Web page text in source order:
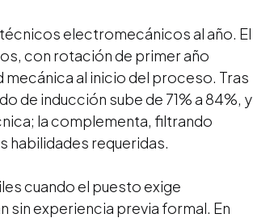
electromecánicos al año. El
con rotación de primer año
mecánica al inicio del proceso. Tras
de inducción sube de 71% a 84%, y
la complementa, filtrando
habilidades requeridas.
cuando el puesto exige
sin experiencia previa formal. En